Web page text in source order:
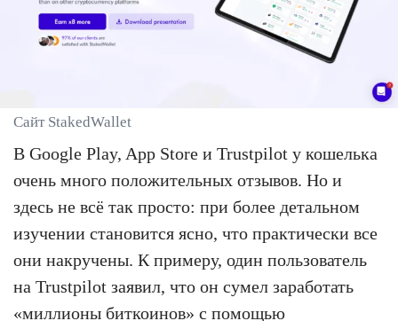
Сайт StakedWallet
В Google Play, App Store и Trustpilot у кошелька
очень много положительных отзывов. Но и
здесь не всё так просто: при более детальном
изучении становится ясно, что практически все
они накручены. К примеру, один пользователь
на Trustpilot заявил, что он сумел заработать
«миллионы биткоинов» с помощью